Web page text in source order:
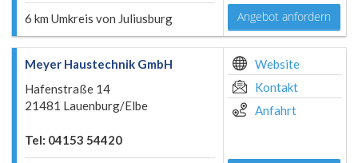
6 km Umkreis von Juliusburg Angebot anfordern
Meyer Haustechnik GmbH
Hafenstraße 14
21481 Lauenburg/Elbe
Tel: 04153 54420
Website
Kontakt
Anfahrt